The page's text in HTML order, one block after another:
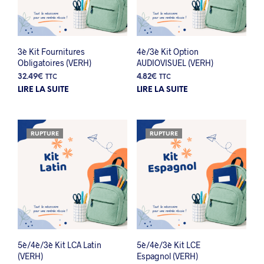
3è Kit Fournitures
Obligatoires (VERH)
32.49€ TTC
LIRE LA SUITE
4è/3è Kit Option
AUDIOVISUEL (VERH)
4.82€ TTC
LIRE LA SUITE
RUPTURE
5è/4è/3è Kit LCA Latin
(VERH)
RUPTURE
5è/4è/3è Kit LCE
Espagnol (VERH)